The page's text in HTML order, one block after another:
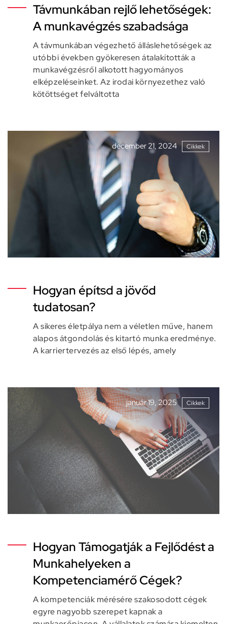
Távmunkában rejlő lehetőségek:
A munkavégzés szabadsága
A távmunkában végezhető álláslehetőségek az
utóbbi években gyökeresen átalakították a
munkavégzésről alkotott hagyományos
elképzeléseinket. Az irodai környezethez való
kötöttséget felváltotta
december 21, 2024 Cikkek
Hogyan építsd a jövőd
tudatosan?
A sikeres életpálya nem a véletlen műve, hanem
alapos átgondolás és kitartó munka eredménye.
A karriertervezés az első lépés, amely
január 19, 2025 Cikkek
Hogyan Támogatják a Fejlődést a
Munkahelyeken a
Kompetenciamérő Cégek?
A kompetenciák mérésére szakosodott cégek
egyre nagyobb szerepet kapnak a